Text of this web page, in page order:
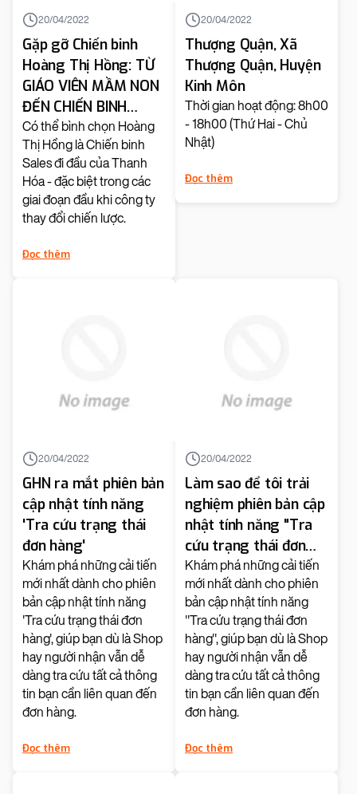
20/04/2022
Gặp gỡ Chiến binh
Hoàng Thị Hồng: TỪ
GIÁO VIÊN MẦM NON
ĐẾN CHIẾN BINH
SALES TIÊN PHONG
CỦA THANH HÓA
Có thể bình chọn Hoàng
Thị Hồng là Chiến binh
Sales đi đầu của Thanh
Hóa - đặc biệt trong các
giai đoạn đầu khi công ty
thay đổi chiến lược.
Đọc thêm
20/04/2022
Thượng Quận, Xã
Thượng Quận, Huyện
Kinh Môn
Thời gian hoạt động: 8h00
- 18h00 (Thứ Hai - Chủ
Nhật)
Đọc thêm
20/04/2022
GHN ra mắt phiên bản
cập nhật tính năng
'Tra cứu trạng thái
đơn hàng'
Khám phá những cải tiến
mới nhất dành cho phiên
bản cập nhật tính năng
'Tra cứu trạng thái đơn
hàng', giúp bạn dù là Shop
hay người nhận vẫn dễ
dàng tra cứu tất cả thông
tin bạn cần liên quan đến
đơn hàng.
Đọc thêm
20/04/2022
Làm sao để tôi trải
nghiệm phiên bản cập
nhật tính năng "Tra
cứu trạng thái đơn
hàng" vừa ra mắt?
Khám phá những cải tiến
mới nhất dành cho phiên
bản cập nhật tính năng
"Tra cứu trạng thái đơn
hàng", giúp bạn dù là Shop
hay người nhận vẫn dễ
dàng tra cứu tất cả thông
tin bạn cần liên quan đến
đơn hàng.
Đọc thêm